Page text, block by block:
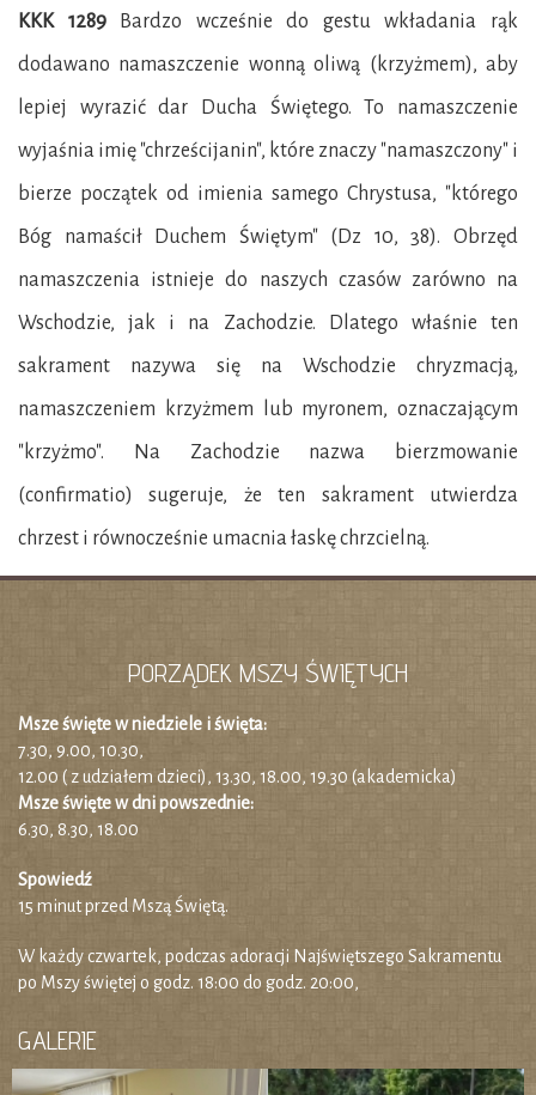
KKK 1289Bardzo wcześnie do gestu wkładania rąk
dodawano namaszczenie wonną oliwą (krzyżmem), aby
lepiej wyrazić dar Ducha Świętego. To namaszczenie
wyjaśnia imię "chrześcijanin", które znaczy "namaszczony" i
bierze początek od imienia samego Chrystusa, "którego
Bóg namaścił Duchem Świętym" (Dz 10, 38). Obrzęd
namaszczenia istnieje do naszych czasów zarówno na
Wschodzie, jak i na Zachodzie. Dlatego właśnie ten
sakrament nazywa się na Wschodzie chryzmacją,
namaszczeniem krzyżmem lub myronem, oznaczającym
"krzyżmo". Na Zachodzie nazwa bierzmowanie
(confirmatio) sugeruje, że ten sakrament utwierdza
chrzest i równocześnie umacnia łaskę chrzcielną.
PORZĄDEK MSZY ŚWIĘTYCH
Msze święte w niedziele i święta:
7.30, 9.00, 10.30,
12.00 ( z udziałem dzieci), 13.30, 18.00, 19.30 (akademicka)
Msze święte w dni powszednie:
6.30, 8.30, 18.00
Spowiedź
15 minut przed Mszą Świętą.
W każdy czwartek, podczas adoracji Najświętszego Sakramentu
po Mszy świętej o godz. 18:00 do godz. 20:00,
GALERIE